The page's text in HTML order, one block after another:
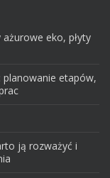
ażurowe eko, płyty
planowanie etapów,
ją rozważyć i